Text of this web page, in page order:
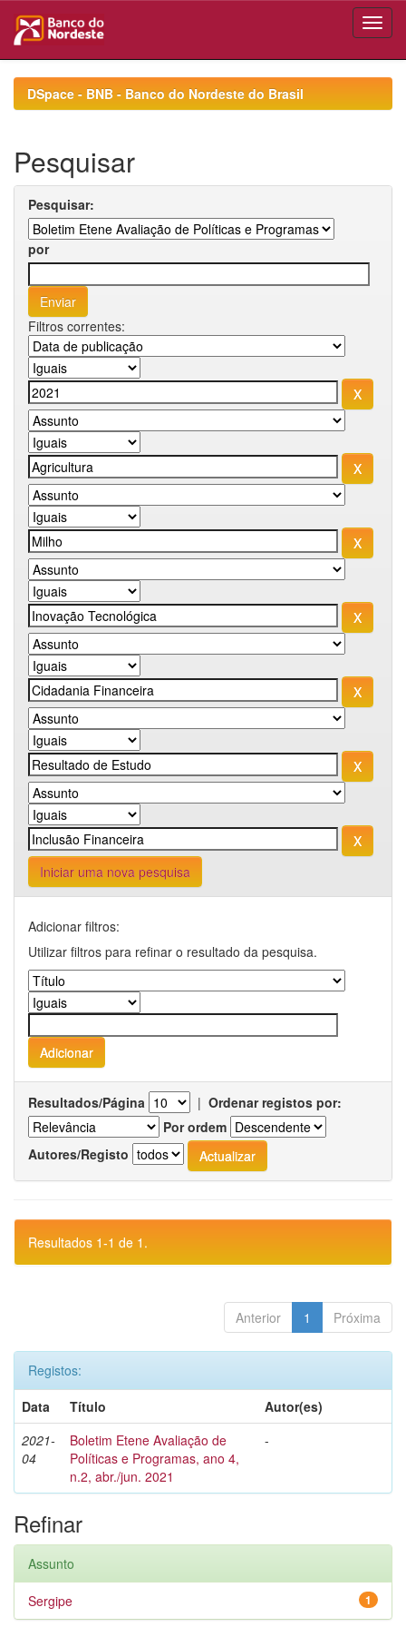
navigationDSpace - BNB - Banco do Nordeste do Brasil
Pesquisar
Pesquisar:
por
Filtros correntes:
Iniciar uma nova pesquisa
Adicionar filtros:
Utilizar filtros para refinar o resultado da pesquisa.
Resultados/Página | Ordenar registos por:
Por ordem
Autores/Registo
Resultados 1-1 de 1.
Anterior 1 Próxima
Registos:
Data
Título
Autor(es)
2021-
04
Boletim Etene Avaliação de
Políticas e Programas, ano 4,
n.2, abr./jun. 2021
-
Refinar
Assunto
1
Sergipe